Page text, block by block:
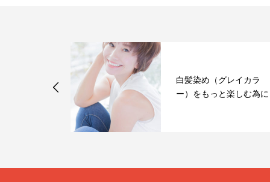
白髪染め（グレイカラ
ー）をもっと楽しむ為に